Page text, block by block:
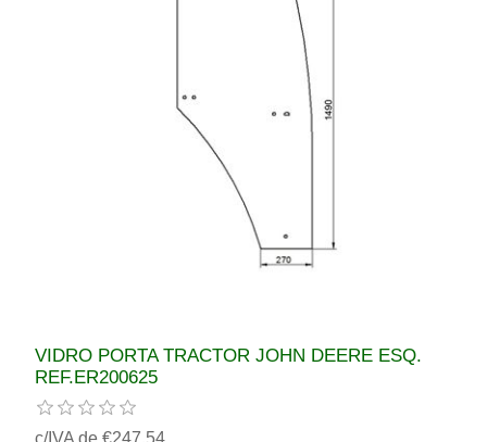
VIDRO PORTA TRACTOR JOHN DEERE ESQ.
REF.ER200625